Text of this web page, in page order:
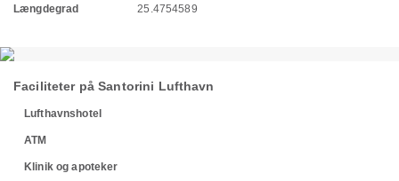
Længdegrad 25.4754589
Faciliteter på Santorini Lufthavn
Lufthavnshotel
ATM
Klinik og apoteker